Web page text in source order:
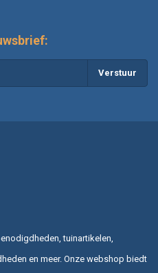
Verstuur
tuinartikelen,
en meer. Onze webshop biedt